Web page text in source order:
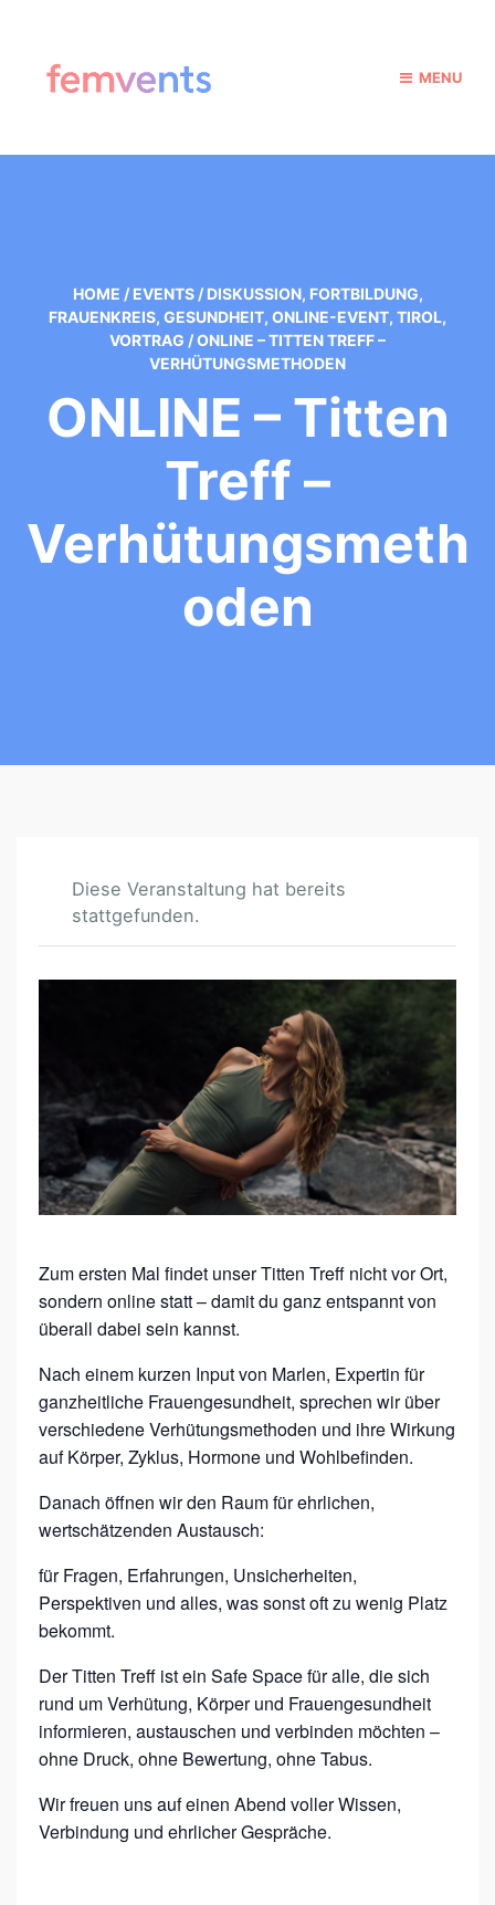
MENU
HOME / EVENTS / DISKUSSION, FORTBILDUNG,
FRAUENKREIS, GESUNDHEIT, ONLINE-EVENT, TIROL,
VORTRAG /ONLINE – TITTEN TREFF –
VERHÜTUNGSMETHODEN
ONLINE – Titten
Treff –
Verhütungsmeth
Oden
Diese Veranstaltung hat bereits
stattgefunden.
I
N
E
–
I
T
T
E
N
T
R
E
F
F
–
V
E
R
H
Ü
T
U
Zum ersten Mal findet unser Titten Treff nicht vor Ort,
sondern online statt – damit du ganz entspannt von
überall dabei sein kannst.
Nach einem kurzen Input von Marlen, Expertin für
ganzheitliche Frauengesundheit, sprechen wir über
verschiedene Verhütungsmethoden und ihre Wirkung
auf Körper, Zyklus, Hormone und Wohlbefinden.
Danach öffnen wir den Raum für ehrlichen,
wertschätzenden Austausch:
für Fragen, Erfahrungen, Unsicherheiten,
Perspektiven und alles, was sonst oft zu wenig Platz
bekommt.
Der Titten Treff ist ein Safe Space für alle, die sich
rund um Verhütung, Körper und Frauengesundheit
informieren, austauschen und verbinden möchten –
ohne Druck, ohne Bewertung, ohne Tabus.
Wir freuen uns auf einen Abend voller Wissen,
Verbindung und ehrlicher Gespräche.